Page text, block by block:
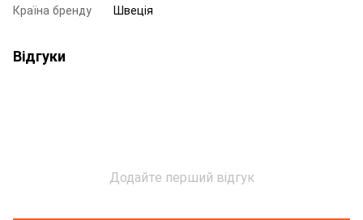
Країна бренду
Швеція
Відгуки
Додайте перший відгук